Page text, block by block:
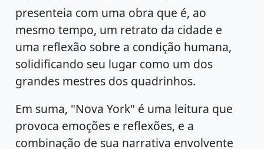
presenteia com uma obra que é, ao
mesmo tempo, um retrato da cidade e
uma reflexão sobre a condição humana,
solidificando seu lugar como um dos
grandes mestres dos quadrinhos.
Em suma, "Nova York" é uma leitura que
provoca emoções e reflexões, e a
combinação de sua narrativa envolvente